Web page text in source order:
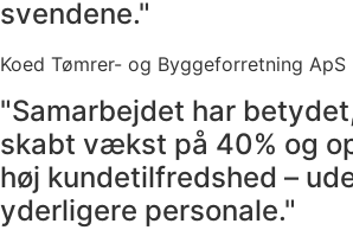
svendene."
Koed Tømrer- og Byggeforretning ApS
"Samarbejdet har
skabt vækst på 40% og
høj kundetilfredshed –
yderligere personale."